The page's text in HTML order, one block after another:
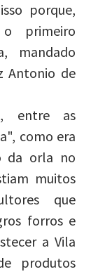
porque,
primeiro
mandado
Antonio de
entre as
como era
da orla no
muitos
que
forros e
a Vila
produtos